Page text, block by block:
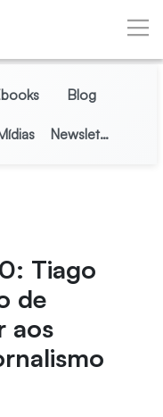
Blog
Newsletter
Tiago
de
aos